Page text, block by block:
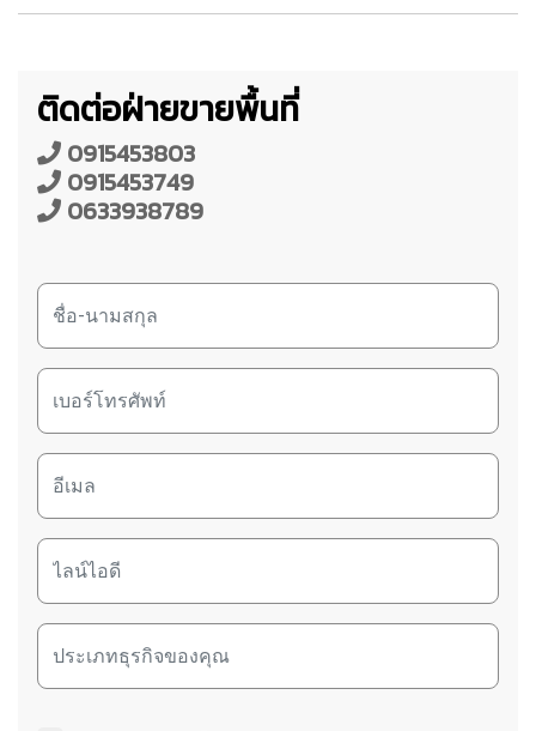
ติดต่อฝ่ายขายพื้นที่
0915453803
0915453749
0633938789